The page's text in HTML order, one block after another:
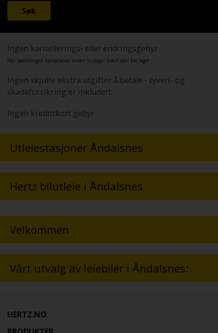
Ingen kansellerings- eller endringsgebyr
Når bestillingen kanselleres innen to dager siden den ble laget
Ingen skjulte ekstra utgifter å betale - tyveri- og
skadeforsikring er inkludert
Ingen kredittkort gebyr
Utleiestasjoner Åndalsnes
Hertz bilutleie i Åndalsnes
Velkommen
Vårt utvalg av leiebiler i Åndalsnes:
HERTZ.NO